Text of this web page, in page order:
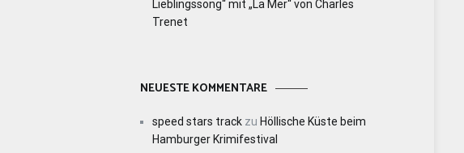
Lieblingssong“ mit „La Mer“ von Charles
Trenet
NEUESTE KOMMENTARE
speed stars track zu Höllische Küste beim
Hamburger Krimifestival